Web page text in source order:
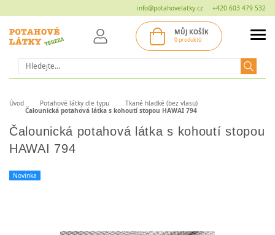
info@potahovelatky.cz +420 603 479 532
Hledat
MŮJ KOŠÍK
0 produktů
Úvod Potahové látky dle typu
Tkané hladké (bez vlasu)
Čalounická potahová látka s kohoutí stopou HAWAI 794
Čalounická potahová látka s kohoutí stopou
HAWAI 794
Novinka